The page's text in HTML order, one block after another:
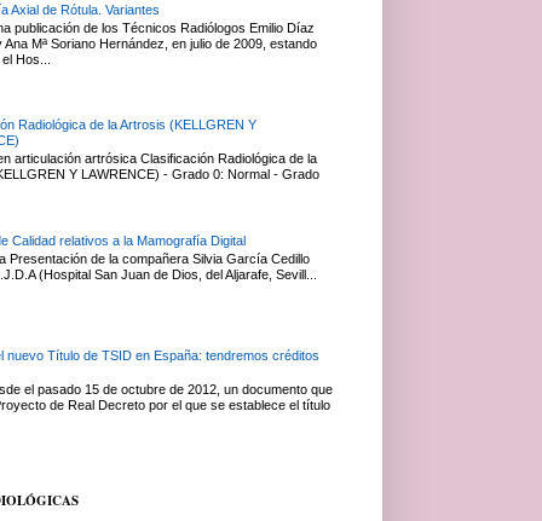
Axial de Rótula. Variantes
publicación de los Técnicos Radiólogos Emilio Díaz
Ana Mª Soriano Hernández, en julio de 2009, estando
Hos...
Radiológica de la Artrosis (KELLGREN Y
articulación artrósica Clasificación Radiológica de la
Y LAWRENCE) - Grado 0: Normal - Grado
Calidad relativos a la Mamografía Digital
Presentación de la compañera Silvia García Cedillo
(Hospital San Juan de Dios, del Aljarafe, Sevill...
nuevo Título de TSID en España: tendremos créditos
el pasado 15 de octubre de 2012, un documento que
de Real Decreto por el que se establece el título